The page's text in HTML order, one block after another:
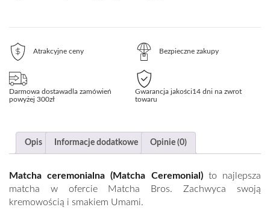
Atrakcyjne ceny Bezpieczne zakupy
Darmowa dostawadla zamówień
powyżej 300zł
Gwarancja jakości14 dni na zwrot
towaru
Opis Informacje dodatkowe Opinie (0)
Matcha ceremonialna (Matcha Ceremonial) to najlepsza
matcha w ofercie Matcha Bros. Zachwyca swoją
kremowością i smakiem Umami.